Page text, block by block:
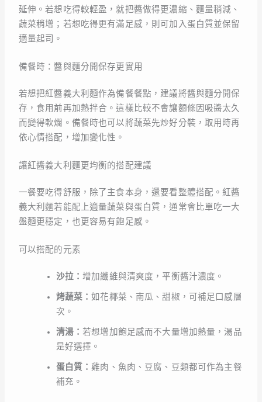
延伸。若想吃得較輕盈，就把醬做得更濃縮、麵量稍減、
蔬菜稍增；若想吃得更有滿足感，則可加入蛋白質並保留
適量起司。
備餐時：醬與麵分開保存更實用
若想把紅醬義大利麵作為備餐餐點，建議將醬與麵分開保
存，食用前再加熱拌合。這樣比較不會讓麵條因吸醬太久
而變得軟爛。備餐時也可以將蔬菜先炒好分裝，取用時再
依心情搭配，增加變化性。
讓紅醬義大利麵更均衡的搭配建議
一餐要吃得舒服，除了主食本身，還要看整體搭配。紅醬
義大利麵若能配上適量蔬菜與蛋白質，通常會比單吃一大
盤麵更穩定，也更容易有飽足感。
可以搭配的元素
沙拉：增加纖維與清爽度，平衡醬汁濃度。
烤蔬菜：如花椰菜、南瓜、甜椒，可補足口感層
次。
清湯：若想增加飽足感而不大量增加熱量，湯品
是好選擇。
蛋白質：雞肉、魚肉、豆腐、豆類都可作為主餐
補充。